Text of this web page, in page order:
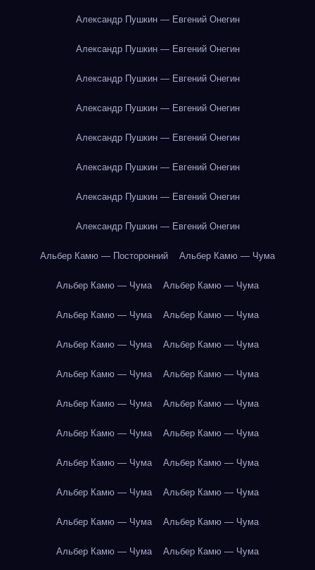
Александр Пушкин — Евгений Онегин
Александр Пушкин — Евгений Онегин
Александр Пушкин — Евгений Онегин
Александр Пушкин — Евгений Онегин
Александр Пушкин — Евгений Онегин
Александр Пушкин — Евгений Онегин
Александр Пушкин — Евгений Онегин
Александр Пушкин — Евгений Онегин
Альбер Камю — Посторонний Альбер Камю — Чума
Альбер Камю — Чума Альбер Камю — Чума
Альбер Камю — Чума Альбер Камю — Чума
Альбер Камю — Чума Альбер Камю — Чума
Альбер Камю — Чума Альбер Камю — Чума
Альбер Камю — Чума Альбер Камю — Чума
Альбер Камю — Чума Альбер Камю — Чума
Альбер Камю — Чума Альбер Камю — Чума
Альбер Камю — Чума Альбер Камю — Чума
Альбер Камю — Чума Альбер Камю — Чума
Альбер Камю — Чума Альбер Камю — Чума